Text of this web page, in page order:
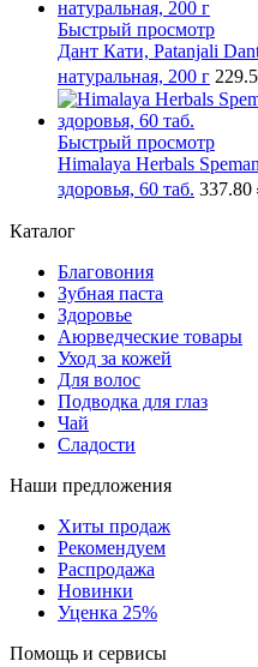
Быстрый просмотр
Дант Кати, Patanjali
натуральная, 200 г
Быстрый просмотр
Himalaya Herbals
здоровья, 60 таб. 337.80
Каталог
Благовония
Зубная паста
Здоровье
Аюрведческие товары
Уход за кожей
Для волос
Подводка для глаз
Чай
Сладости
Наши предложения
Хиты продаж
Рекомендуем
Распродажа
Новинки
Уценка 25%
Помощь и сервисы